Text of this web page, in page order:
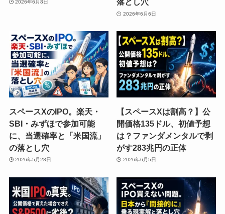
2026年6月8日
2026年6月6日
スペースXのIPO。楽天・
SBI・みずほで参加可能
に、当選確率と「米国流」
の落とし穴
2026年5月28日
【スペースXは割高？】公
開価格135ドル、初値予想
は？ファンダメンタルで剥
がす283兆円の正体
2026年6月5日